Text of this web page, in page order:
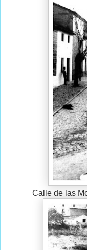
Calle de las